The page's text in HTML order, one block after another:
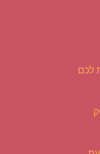
לכם